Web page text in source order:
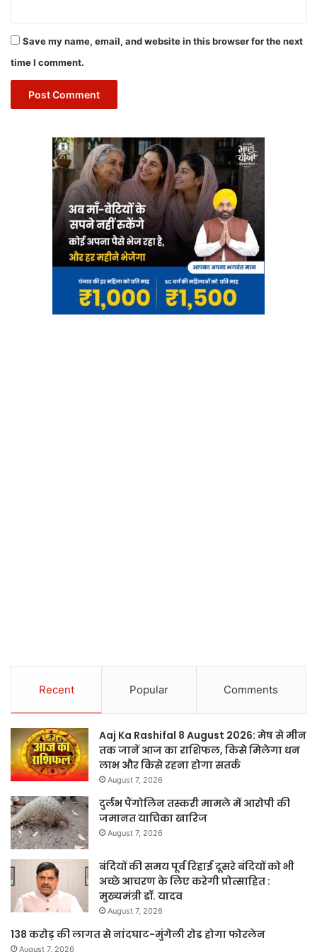
Save my name, email, and website in this browser for the next
time I comment.
Recent Popular Comments
Aaj Ka Rashifal 8 August 2026: मेष से मीन
तक जानें आज का राशिफल, किसे मिलेगा धन
लाभ और किसे रहना होगा सतर्क
August 7, 2026
दुर्लभ पैंगोलिन तस्करी मामले में आरोपी की
जमानत याचिका खारिज
August 7, 2026
बंदियों की समय पूर्व रिहाई दूसरे बंदियों को भी
अच्छे आचरण के लिए करेगी प्रोत्साहित :
मुख्यमंत्री डॉ. यादव
August 7, 2026
138 करोड़ की लागत से नांदघाट-मुंगेली रोड होगा फोरलेन
August 7, 2026